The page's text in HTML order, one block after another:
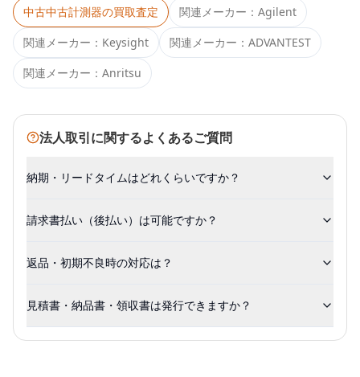
中古中古計測器の買取査定 関連メーカー： Agilent
関連メーカー： Keysight 関連メーカー： ADVANTEST
関連メーカー： Anritsu
法人取引に関するよくあるご質問
納期・リードタイムはどれくらいですか？
請求書払い（後払い）は可能ですか？
返品・初期不良時の対応は？
見積書・納品書・領収書は発行できますか？